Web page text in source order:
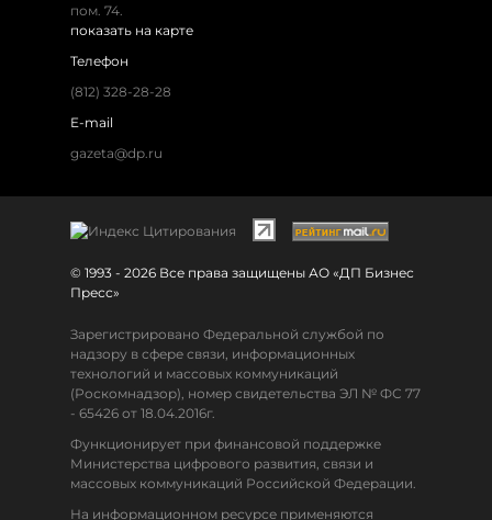
пом. 74.
показать на карте
Телефон
(812) 328-28-28
E-mail
gazeta@dp.ru
© 1993 - 2026 Все права защищены АО «ДП Бизнес
Пресс»
Зарегистрировано Федеральной службой по
надзору в сфере связи, информационных
технологий и массовых коммуникаций
(Роскомнадзор), номер свидетельства ЭЛ № ФС 77
- 65426 от 18.04.2016г.
Функционирует при финансовой поддержке
Министерства цифрового развития, связи и
массовых коммуникаций Российской Федерации.
На информационном ресурсе применяются